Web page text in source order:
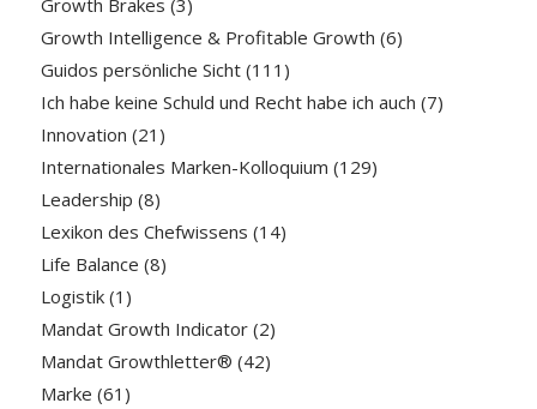
Growth Intelligence & Profitable Growth (6)
Guidos persönliche Sicht(111)
Ich habe keine Schuld und Recht habe ich auch (7)
Innovation (21)
Internationales Marken-Kolloquium (129)
Leadership (8)
Lexikon des Chefwissens (14)
Life Balance (8)
Logistik(1)
Mandat Growth Indicator(2)
Mandat Growthletter® (42)
Marke (61)